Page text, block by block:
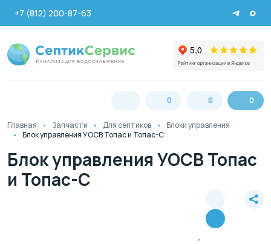
+7 (812) 200-87-63
0 0 0
Главная Запчасти Для септиков
Блоки управления
Блок управления УОСВ Топас и Топас-С
Блок управления УОСВ Топас
и Топас-С